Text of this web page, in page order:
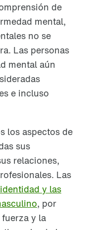
de
mental,
no se
Las personas
mental aún
e incluso
los aspectos de
sus
relaciones,
Las
y las
, por
y la